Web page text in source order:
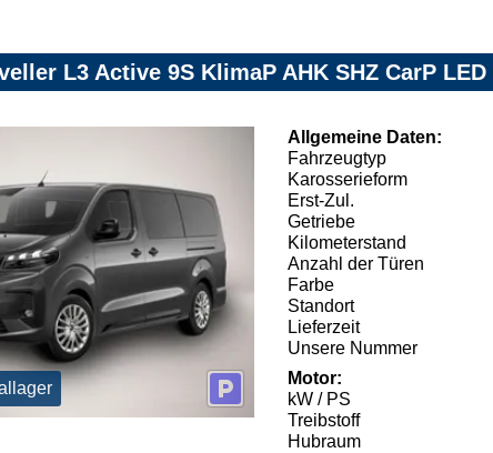
L3 Active 9S KlimaP AHK SHZ CarP LED
Allgemeine Daten:
Fahrzeugtyp
Karosserieform
Erst-Zul.
Getriebe
Kilometerstand
Anzahl der Türen
Farbe
Standort
Lieferzeit
Unsere Nummer
Motor:
kW / PS
Treibstoff
Hubraum